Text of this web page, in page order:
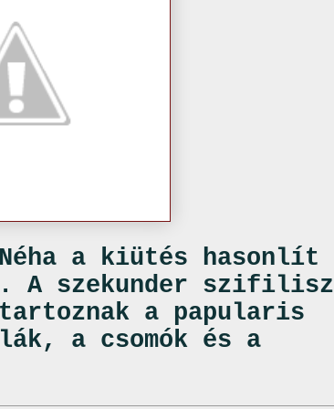
a kiütés hasonlít
A szekunder szifilisz
a papularis
a csomók és a